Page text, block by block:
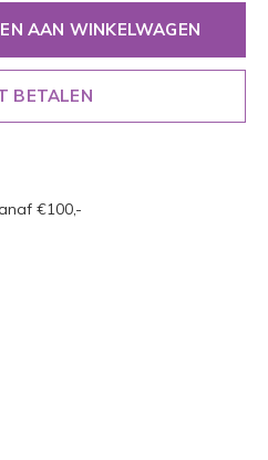
AAN WINKELWAGEN
BETALEN
€100,-